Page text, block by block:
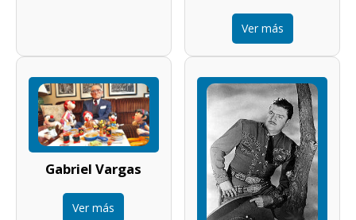
Ver más
Gabriel Vargas
Ver más